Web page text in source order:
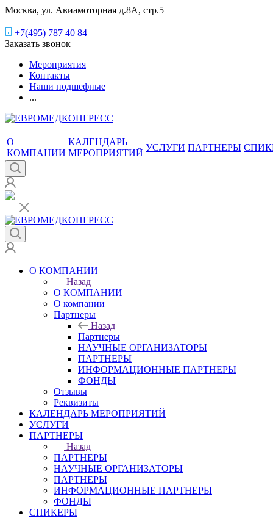
Москва, ул. Авиамоторная д.8А, стр.5
+7(495) 787 40 84
Заказать звонок
Мероприятия
Контакты
Наши подшефные
...
О
КОМПАНИИ
КАЛЕНДАРЬ
МЕРОПРИЯТИЙ
УСЛУГИ ПАРТНЕРЫ
О КОМПАНИИ
Назад
О КОМПАНИИ
О компании
Партнеры
Назад
Партнеры
НАУЧНЫЕ ОРГАНИЗАТОРЫ
ПАРТНЕРЫ
ИНФОРМАЦИОННЫЕ ПАРТНЕРЫ
ФОНДЫ
Отзывы
Реквизиты
КАЛЕНДАРЬ МЕРОПРИЯТИЙ
УСЛУГИ
ПАРТНЕРЫ
Назад
ПАРТНЕРЫ
НАУЧНЫЕ ОРГАНИЗАТОРЫ
ПАРТНЕРЫ
ИНФОРМАЦИОННЫЕ ПАРТНЕРЫ
ФОНДЫ
СПИКЕРЫ